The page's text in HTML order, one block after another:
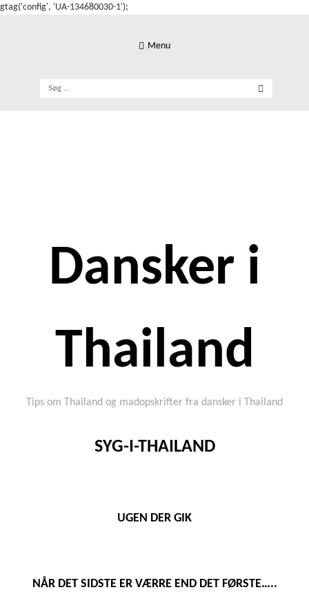
gtag('config', 'UA-134680030-1');
Menu
efter:
Dansker i
Thailand
Tips om Thailand og madopskrifter fra dansker i Thailand
SYG-I-THAILAND
UGEN DER GIK
NÅR DET SIDSTE ER VÆRRE END DET FØRSTE…..